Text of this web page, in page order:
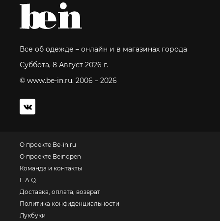
Все об одежде – онлайн и в магазинах города
Суббота, 8 Август 2026 г.
© www.be-in.ru. 2006 – 2026
О проекте Be-in.ru
О проекте Beinopen
Команда и контакты
F.A.Q.
Доставка, оплата, возврат
Политика конфиденциальности
Лукбуки